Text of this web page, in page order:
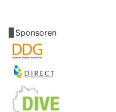
Sponsoren